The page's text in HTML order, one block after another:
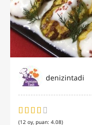
denizintadi
(12 oy, puan: 4.08)